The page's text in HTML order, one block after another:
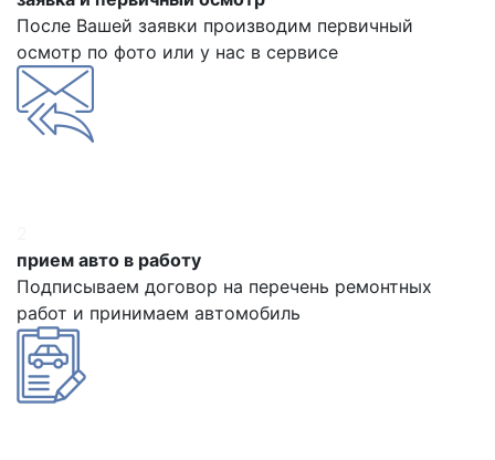
После Вашей заявки производим первичный
осмотр по фото или у нас в сервисе
прием авто в работу
Подписываем договор на перечень ремонтных
работ и принимаем автомобиль